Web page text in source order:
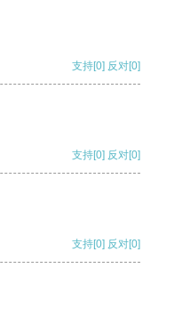
支持[0] 反对[0]
支持[0] 反对[0]
支持[0] 反对[0]